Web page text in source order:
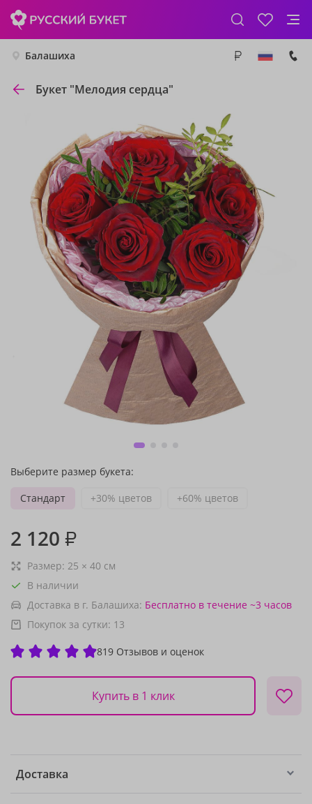
Балашиха
Букет "Мелодия сердца"
Выберите размер букета:
Стандарт
+30% цветов +60% цветов
2 120 ₽
Размер: 25 × 40 см
В наличии
Доставка в г. Балашиха: Бесплатно в течение ~3 часов
Покупок за сутки: 13
819 Отзывов и оценок
Купить в 1 клик
Доставка